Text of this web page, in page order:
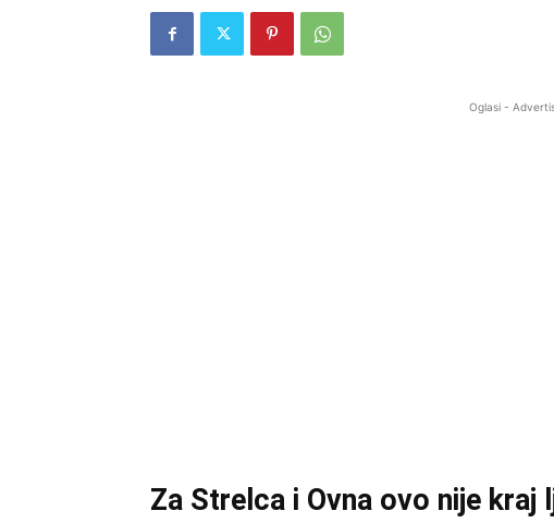
Oglasi -
Za Strelca i Ovna ovo nije kraj